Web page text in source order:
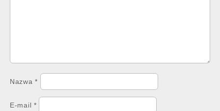
Nazwa*
E-mail *